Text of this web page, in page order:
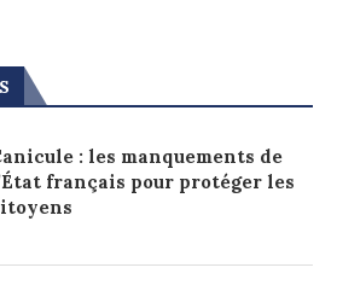
: les manquements de
français pour protéger les